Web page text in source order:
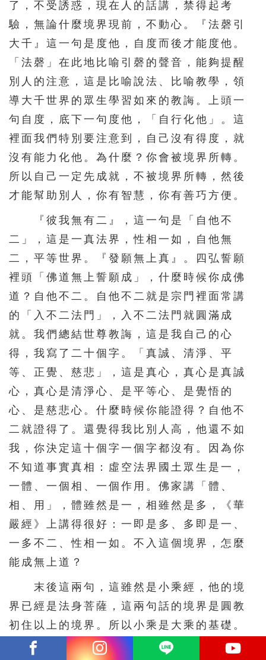
了，不受誘惑，現在人的話講，禁得起考
驗，無論什麼境界現前，不動心。『法磬引
大千』這一句是度他，自度而後才能度他。
「法磬」在此地比喻引磬的聲音，能夠提醒
別人的注意，這是比喻說法、比喻教學，領
導大千世界的眾生學習如來的教誨。上頭一
句自度，底下一句度他，「自行化他」。這
裡面我們特別要注意到，自己沒有得度，就
沒有能力化他。為什麼？你會被境界所轉。
所以自己一定先成就，不被境界所轉，然後
才能幫助別人，你有智慧，你有善巧方便。
『彼我無有二』，這一句是「自他不
二」，這是一真法界，性相一如，自他無
二，平等世界。『發願無上真』。四弘誓願
裡頭「佛道無上誓願成」，什麼時候你成佛
道？自他不二。自他不二就是宗門裡面常講
的「入不二法門」，入不二法門就圓滿成
就。我們總結世尊教誨，這是我自己的心
得，我寫了二十個字。「真誠、清淨、平
等、正覺、慈悲」，這是真心，真心是真誠
心，真心是清淨心、是平等心、是覺悟的
心、是慈悲心。什麼時候你能證得？自他不
二就證得了。還覺得我比別人高，他還不如
我，你決定這十個字一個字都沒有。因為你
不知道事實真相：虛空法界國土眾生是一，
一體、一個相、一個作用。佛家講「體、
相、用」，體雖然是一，相雖然是多，《華
嚴經》上講得很好：一即是多、多即是一、
一多不二、性相一如。不入這個境界，怎麼
能成無上道？
末後這兩句，這雖然是小乘經，他的境
界已經是法身菩薩，這兩句話的境界是圓教
初住以上的境界。所以小乘是大乘的基礎。
我們今天學大乘學不成功，原因在哪裡？沒